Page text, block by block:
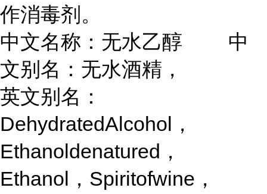
作消毒剂。
中文名称：无水乙醇 中
文别名：无水酒精，
英文别名：
DehydratedAlcohol，
Ethanoldenatured，
Ethanol，Spiritofwine，